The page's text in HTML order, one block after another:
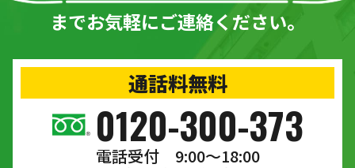
までお気軽にご連絡ください。
通話料無料
0120-300-373
電話受付 9:00〜18:00